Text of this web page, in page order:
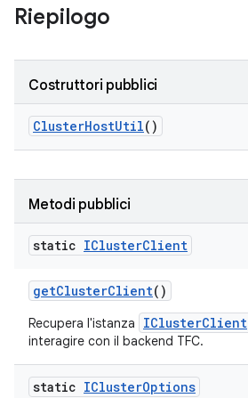
Riepilogo
Costruttori pubblici
ClusterHostUtil()
Metodi pubblici
static IClusterClient
getClusterClient()
Recupera l'istanza IClusterClient
interagire con il backend TFC.
static IClusterOptions